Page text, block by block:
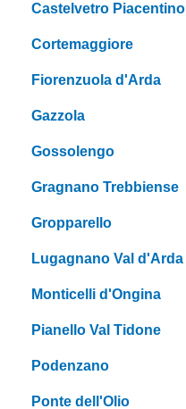
Castelvetro Piacentino
Cortemaggiore
Fiorenzuola d'Arda
Gazzola
Gossolengo
Gragnano Trebbiense
Gropparello
Lugagnano Val d'Arda
Monticelli d'Ongina
Pianello Val Tidone
Podenzano
Ponte dell'Olio